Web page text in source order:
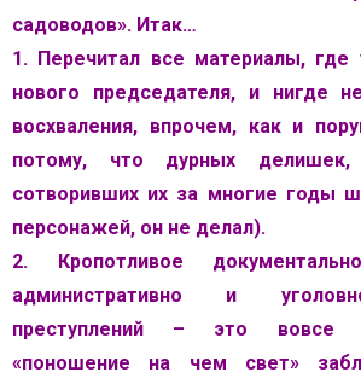
садоводов». Итак…
1. Перечитал все материалы, где
нового председателя, и нигде
восхваления, впрочем, как и
потому, что дурных
сотворивших их за многие годы
персонажей, он не делал).
2. Кропотливое
административно и
преступлений – это вовсе
«поношение на чем свет»